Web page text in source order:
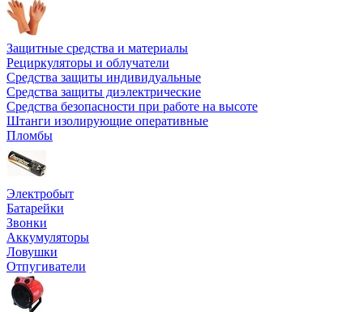
Защитные средства и материалы
Рециркуляторы и облучатели
Средства защиты индивидуальные
Средства защиты диэлектрические
Средства безопасности при работе на высоте
Штанги изолирующие оперативные
Пломбы
Электробыт
Батарейки
Звонки
Аккумуляторы
Ловушки
Отпугиватели